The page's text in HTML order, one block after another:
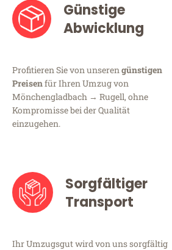
Günstige
Abwicklung
Profitieren Sie von unserengünstigen
Preisenfür Ihren Umzug von
Mönchengladbach → Rugell, ohne
Kompromisse bei der Qualität
einzugehen.
Sorgfältiger
Transport
Ihr Umzugsgut wird von uns sorgfältig